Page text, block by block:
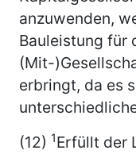
anzuwenden,
Bauleistung für
(Mit-
erbringt, da es
(12) 1Erfüllt der